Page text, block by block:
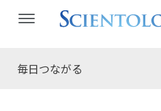
毎日つながる